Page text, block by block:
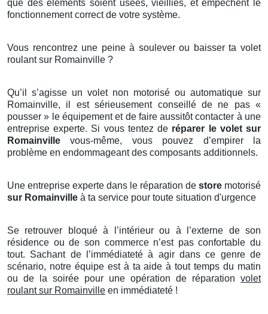
que des éléments soient usées, vieillies, et empêchent le
fonctionnement correct de votre système.
Vous rencontrez une peine à soulever ou baisser ta volet
roulant sur Romainville ?
Qu’il s’agisse un volet non motorisé ou automatique sur
Romainville, il est sérieusement conseillé de ne pas «
pousser » le équipement et de faire aussitôt contacter à une
entreprise experte. Si vous tentez de réparer le volet sur
Romainville vous-même, vous pouvez d’empirer la
problème en endommageant des composants additionnels.
Une entreprise experte dans le réparation de store motorisé
sur Romainville à ta service pour toute situation d'urgence
Se retrouver bloqué à l’intérieur ou à l’externe de son
résidence ou de son commerce n’est pas confortable du
tout. Sachant de l’immédiateté à agir dans ce genre de
scénario, notre équipe est à ta aide à tout temps du matin
ou de la soirée pour une opération de réparation volet
roulant sur Romainville en immédiateté !